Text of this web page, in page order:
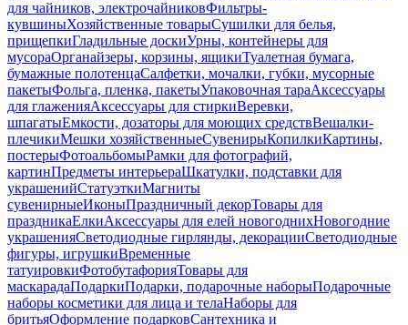
для чайников, электрочайниковФильтры-
кувшиныХозяйственные товарыСушилки для белья,
прищепкиГладильные доскиУрны, контейнеры для
мусораОрганайзеры, корзины, ящикиТуалетная бумага,
бумажные полотенцаСалфетки, мочалки, губки, мусорные
пакетыФольга, пленка, пакетыУпаковочная тараАксессуары
для глаженияАксессуары для стиркиВеревки,
шпагатыЕмкости, дозаторы для моющих средствВешалки-
плечикиМешки хозяйственныеСувенирыКопилкиКартины,
постерыФотоальбомыРамки для фотографий,
картинПредметы интерьераШкатулки, подставки для
украшенийСтатуэткиМагниты
сувенирныеИконыПраздничный декорТовары для
праздникаЕлкиАксессуары для елей новогоднихНовогодние
украшенияСветодиодные гирлянды, декорацииСветодиодные
фигуры, игрушкиВременные
татуировкиФотобутафорияТовары для
маскарадаПодаркиПодарки, подарочные наборыПодарочные
наборы косметики для лица и телаНаборы для
бритьяОформление подарковСантехника и